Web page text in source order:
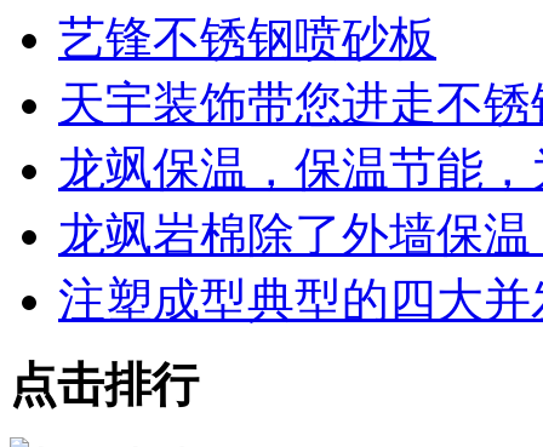
艺锋不锈钢喷砂板
天宇装饰带您进走不
龙飒保温，保温节能
龙飒岩棉除了外墙保
注塑成型典型的四大并
点击排行